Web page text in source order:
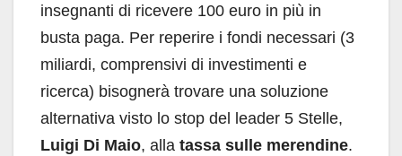
insegnanti di ricevere 100 euro in più in
busta paga. Per reperire i fondi necessari (3
miliardi, comprensivi di investimenti e
ricerca) bisognerà trovare una soluzione
alternativa visto lo stop del leader 5 Stelle,
Luigi Di Maio, alla tassa sulle merendine.